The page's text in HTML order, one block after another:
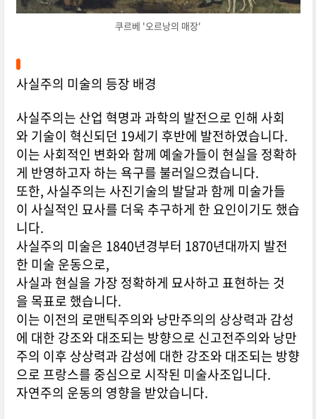
쿠르베 '오르낭의 매장'
사실주의 미술의 등장 배경
사실주의는 산업 혁명과 과학의 발전으로 인해 사회
와 기술이 혁신되던 19세기 후반에 발전하였습니다.
이는 사회적인 변화와 함께 예술가들이 현실을 정확하
게 반영하고자 하는 욕구를 불러일으켰습니다.
또한, 사실주의는 사진기술의 발달과 함께 미술가들
이 사실적인 묘사를 더욱 추구하게 한 요인이기도 했습
니다.
사실주의 미술은 1840년경부터 1870년대까지 발전
한 미술 운동으로,
사실과 현실을 가장 정확하게 묘사하고 표현하는 것
을 목표로 했습니다.
이는 이전의 로맨틱주의와 낭만주의의 상상력과 감성
에 대한 강조와 대조되는 방향으로 신고전주의와 낭만
주의 이후 상상력과 감성에 대한 강조와 대조되는 방향
으로 프랑스를 중심으로 시작된 미술사조입니다.
자연주의 운동의 영향을 받았습니다.